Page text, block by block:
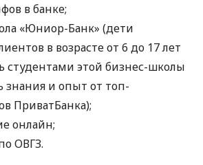
в банке;
«Юниор-Банк» (дети
в возрасте от 6 до 17 лет
студентами этой бизнес-школы
знания и опыт от топ-
ПриватБанка);
онлайн;
ОВГЗ.